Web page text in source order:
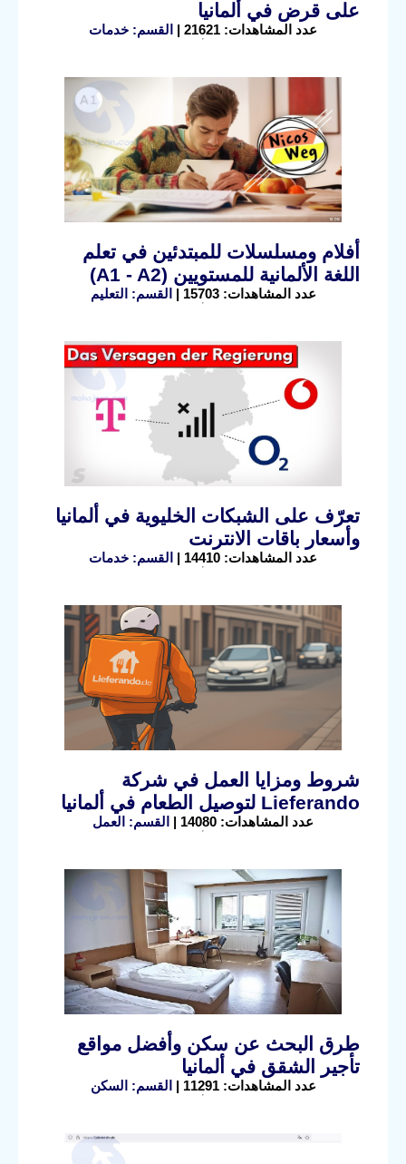
على قرض في ألمانيا
عدد المشاهدات: 21621 | القسم: خدمات
أفلام ومسلسلات للمبتدئين في تعلم
اللغة الألمانية للمستويين (A1 - A2)
عدد المشاهدات: 15703 | القسم: التعليم
تعرّف على الشبكات الخليوية في ألمانيا
وأسعار باقات الانترنت
عدد المشاهدات: 14410 | القسم: خدمات
شروط ومزايا العمل في شركة
Lieferando لتوصيل الطعام في ألمانيا
عدد المشاهدات: 14080 | القسم: العمل
طرق البحث عن سكن وأفضل مواقع
تأجير الشقق في ألمانيا
عدد المشاهدات: 11291 | القسم: السكن